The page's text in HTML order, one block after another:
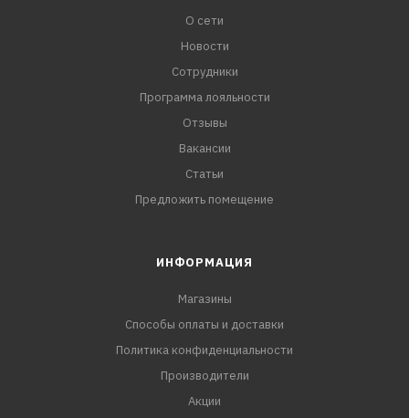
О сети
Новости
Сотрудники
Программа лояльности
Отзывы
Вакансии
Статьи
Предложить помещение
ИНФОРМАЦИЯ
Магазины
Способы оплаты и доставки
Политика конфиденциальности
Производители
Акции